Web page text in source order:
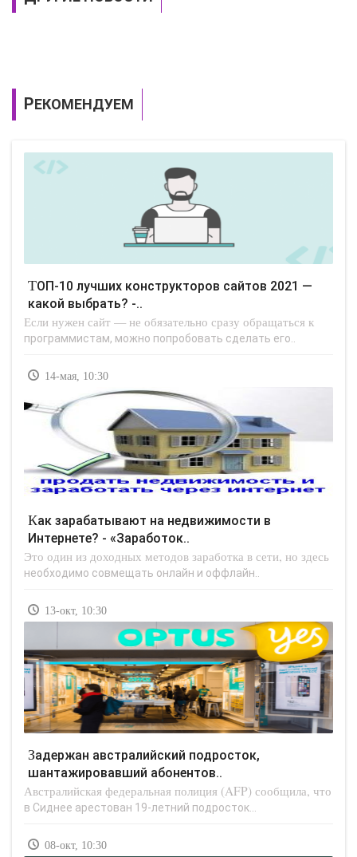
РЕКОМЕНДУЕМ
ТОП-10 лучших конструкторов сайтов 2021 —
какой выбрать? -..
Если нужен сайт — не обязательно сразу обращаться к
программистам, можно попробовать сделать его..
14-мая, 10:30
Как зарабатывают на недвижимости в
Интернете? - «Заработок..
Это один из доходных методов заработка в сети, но здесь
необходимо совмещать онлайн и оффлайн..
13-окт, 10:30
Задержан австралийский подросток,
шантажировавший абонентов..
Австралийская федеральная полиция (AFP) сообщила, что
в Сиднее арестован 19-летний подросток...
08-окт, 10:30